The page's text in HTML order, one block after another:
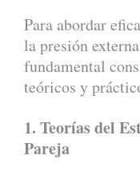
Para abordar
la presión
fundamental
teóricos y
1. Teorías del
Pareja